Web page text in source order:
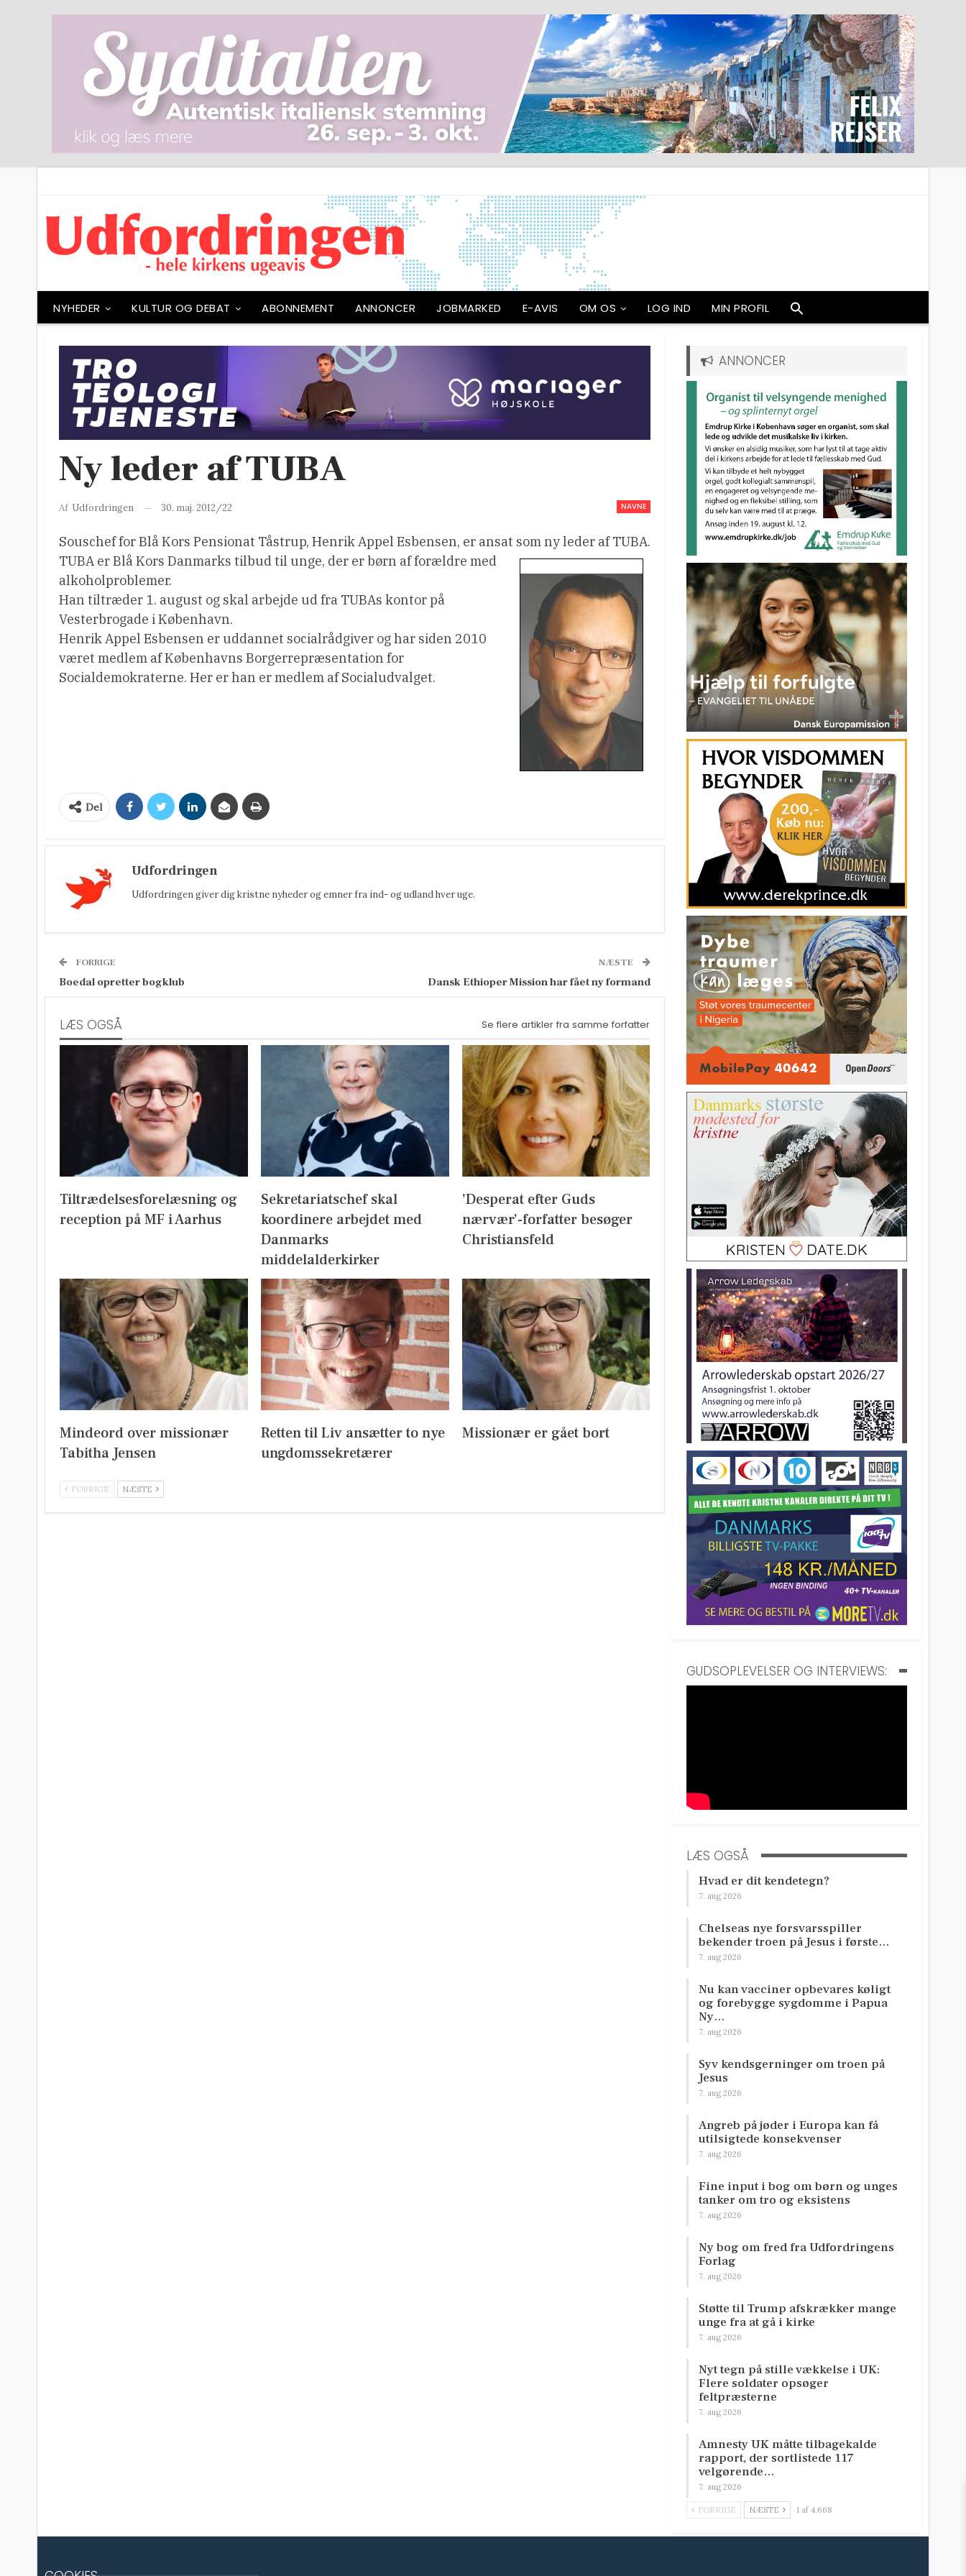
NYHEDER KULTUR OG DEBAT ABONNEMENT ANNONCER JOBMARKED E-AVIS OM OS LOG IND MIN PROFIL
Ny leder af TUBA
NAVNE
Af Udfordringen 30. maj. 2012/22
Souschef for Blå Kors Pensionat Tåstrup, Henrik Appel Esbensen, er ansat som ny leder af TUBA.
TUBA er Blå Kors Danmarks tilbud til unge, der er børn af forældre med
alkoholproblemer.
Han tiltræder 1. august og skal arbejde ud fra TUBAs kontor på
Vesterbrogade i København.
Henrik Appel Esbensen er uddannet socialrådgiver og har siden 2010
været medlem af Københavns Borgerrepræsentation for
Socialdemokraterne. Her er han er medlem af Socialudvalget.
Del
Udfordringen
Udfordringen giver dig kristne nyheder og emner fra ind- og udland hver uge.
FORRIGE
Boedal opretter bogklub
NÆSTE
Dansk Ethioper Mission har fået ny formand
LÆS OGSÅ Se flere artikler fra samme forfatter
Tiltrædelsesforelæsning og
reception på MF i Aarhus
Sekretariatschef skal
koordinere arbejdet med
Danmarks
middelalderkirker
’Desperat efter Guds
nærvær’-forfatter besøger
Christiansfeld
Mindeord over missionær
Tabitha Jensen
Retten til Liv ansætter to nye
ungdomssekretærer
Missionær er gået bort
FORRIGE NÆSTE
ANNONCER
GUDSOPLEVELSER OG INTERVIEWS:
LÆS OGSÅ
Hvad er dit kendetegn?
7. aug 2026
Chelseas nye forsvarsspiller
bekender troen på Jesus i første…
7. aug 2026
Nu kan vacciner opbevares køligt
og forebygge sygdomme i Papua
Ny…
7. aug 2026
Syv kendsgerninger om troen på
Jesus
7. aug 2026
Angreb på jøder i Europa kan få
utilsigtede konsekvenser
7. aug 2026
Fine input i bog om børn og unges
tanker om tro og eksistens
7. aug 2026
Ny bog om fred fra Udfordringens
Forlag
7. aug 2026
Støtte til Trump afskrækker mange
unge fra at gå i kirke
7. aug 2026
Nyt tegn på stille vækkelse i UK:
Flere soldater opsøger
feltpræsterne
7. aug 2026
Amnesty UK måtte tilbagekalde
rapport, der sortlistede 117
velgørende…
7. aug 2026
FORRIGE NÆSTE 1 af 4.668